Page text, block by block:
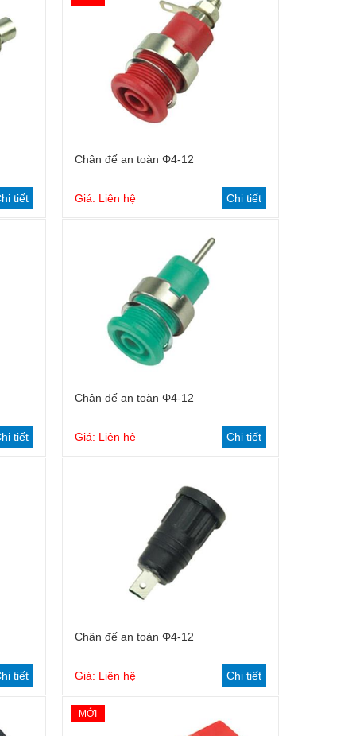
tiết
Chân đế an toàn Φ4-12
Giá: Liên hệ Chi tiết
tiết
Chân đế an toàn Φ4-12
Giá: Liên hệ Chi tiết
tiết
Chân đế an toàn Φ4-12
Giá: Liên hệ Chi tiết
MỚI